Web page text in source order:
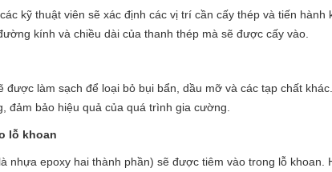
kỹ thuật viên sẽ xác định các vị trí cần cấy thép và tiến hành
kính và chiều dài của thanh thép mà sẽ được cấy vào.
được làm sạch để loại bỏ bụi bẩn, dầu mỡ và các tạp chất
đảm bảo hiệu quả của quá trình gia cường.
lỗ khoan
nhựa epoxy hai thành phần) sẽ được tiêm vào trong lỗ khoan.